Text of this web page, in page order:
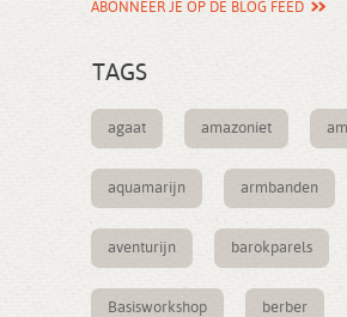
ABONNEER JE OP DE BLOG FEED
TAGS
agaat amazoniet
aquamarijn armbanden
aventurijn barokparels
Basisworkshop berber